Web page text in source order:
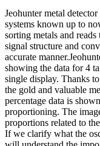
Jeohunter metal
systems known up to
sorting metals and
signal structure and
accurate
showing the data for 4
single display. Thanks
the gold and valuable
percentage data is
proportioning. The
proportions related to
If we clarify what the